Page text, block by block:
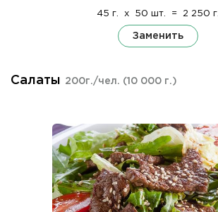
45 г. x 50 шт. = 2 250 г.
Заменить
Салаты 200г./чел. (10 000 г.)